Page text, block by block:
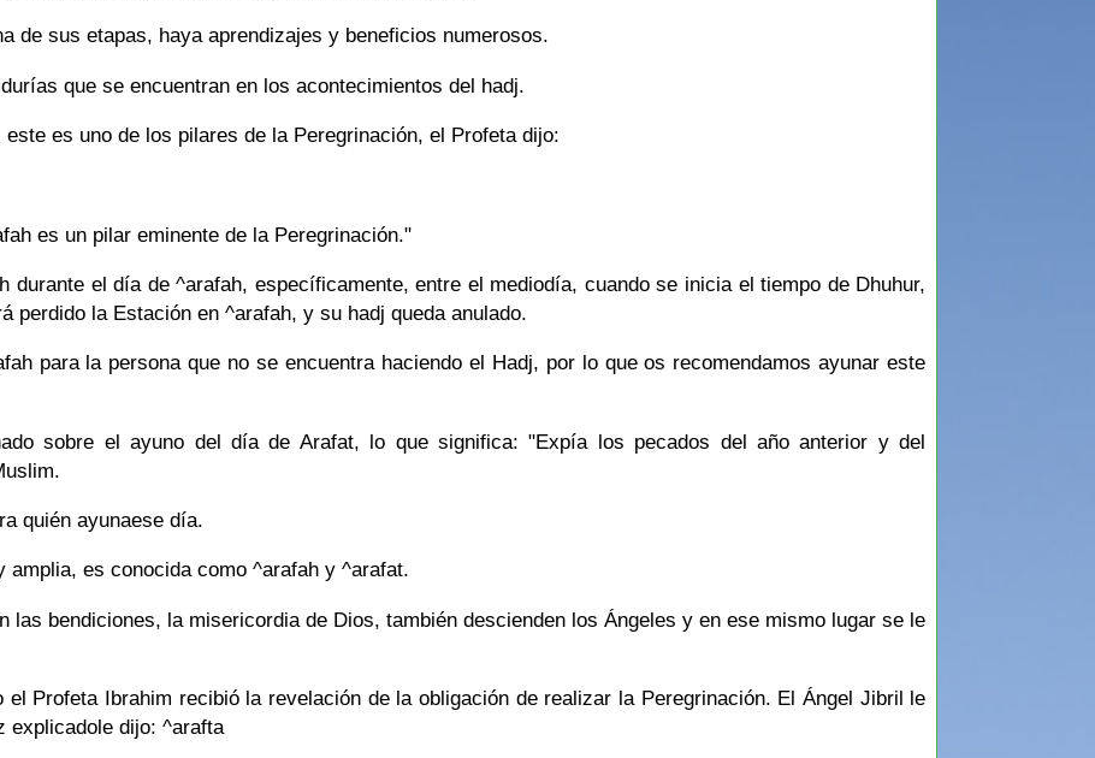
de sus etapas, haya aprendizajes y beneficios numerosos.
que se encuentran en los acontecimientos del hadj.
es uno de los pilares de la Peregrinación, el Profeta dijo:
es un pilar eminente de la Peregrinación."
durante el día de ^arafah, específicamente, entre el mediodía, cuando se inicia el tiempo de Dhuhur,
perdido la Estación en ^arafah, y su hadj queda anulado.
para la persona que no se encuentra haciendo el Hadj, por lo que os recomendamos ayunar este
sobre el ayuno del día de Arafat, lo que significa: "Expía los pecados del año anterior y del
quién ayunaese día.
amplia, es conocida como ^arafah y ^arafat.
las bendiciones, la misericordia de Dios, también descienden los Ángeles y en ese mismo lugar se le
Profeta Ibrahim recibió la revelación de la obligación de realizar la Peregrinación. El Ángel Jibril le
explicadole dijo: ^arafta